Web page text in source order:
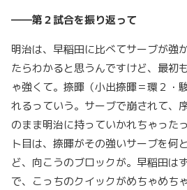
――第２試合を振り返って
明治は、早稲田に比べてサーブが強
たらわかると思うんですけど、最初
ゃ強くて。捺暉（小出捺暉＝環２・
れるっていう。サーブで崩されて、
のまま明治に持っていかれちゃった
ト目は、捺暉がその強いサーブを何
ど、向こうのブロックが。早稲田は
で、こっちのクイックがめちゃめち